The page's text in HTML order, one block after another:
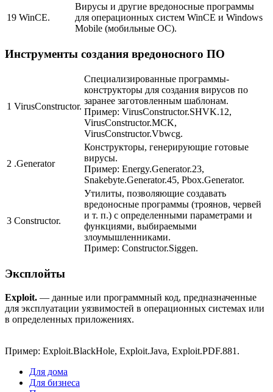
19 WinCE.
Вирусы и другие вредоносные программы
для операционных систем WinCE и Windows
Mobile (мобильные ОС).
Инструменты создания вредоносного ПО
1 VirusConstructor.
Специализированные программы-
конструкторы для создания вирусов по
заранее заготовленным шаблонам.
Пример: VirusConstructor.SHVK.12,
VirusConstructor.MCK,
VirusConstructor.Vbwcg.
2 .Generator
Конструкторы, генерирующие готовые
вирусы.
Пример: Energy.Generator.23,
Snakebyte.Generator.45, Pbox.Generator.
3 Constructor.
Утилиты, позволяющие создавать
вредоносные программы (троянов, червей
и т. п.) с определенными параметрами и
функциями, выбираемыми
злоумышленниками.
Пример: Constructor.Siggen.
Эксплойты
Exploit. — данные или программный код, предназначенные
для эксплуатации уязвимостей в операционных системах или
в определенных приложениях.
Пример: Exploit.BlackHole, Exploit.Java, Exploit.PDF.881.
Для дома
Для бизнеса